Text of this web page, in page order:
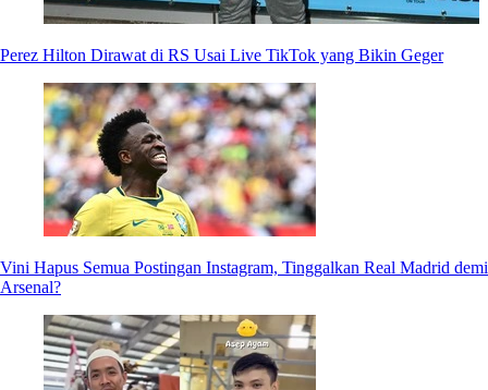
Perez Hilton Dirawat di RS Usai Live TikTok yang Bikin Geger
Vini Hapus Semua Postingan Instagram, Tinggalkan Real Madrid demi
Arsenal?